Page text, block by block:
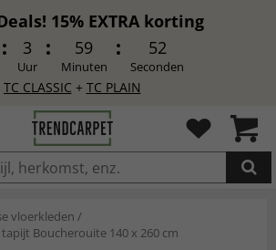
15% EXTRA korting
3
Uur
59
Minuten
51
Seconden
TC CLASSIC + TC PLAIN
DE WINKELWAGEN GELEGD
vloerkleden /
Boucherouite 140 x 260 cm